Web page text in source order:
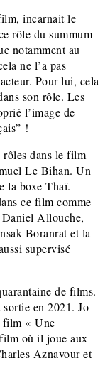
incarnait le
rôle du summum
notamment au
ne l’a pas
Pour lui, cela
son rôle. Les
l’image de
!
rôles dans le film
Le Bihan. Un
la boxe Thaï.
ce film comme
Allouche,
Boranrat et la
supervisé
de films.
en 2021. Jo
film « Une
où il joue aux
Aznavour et